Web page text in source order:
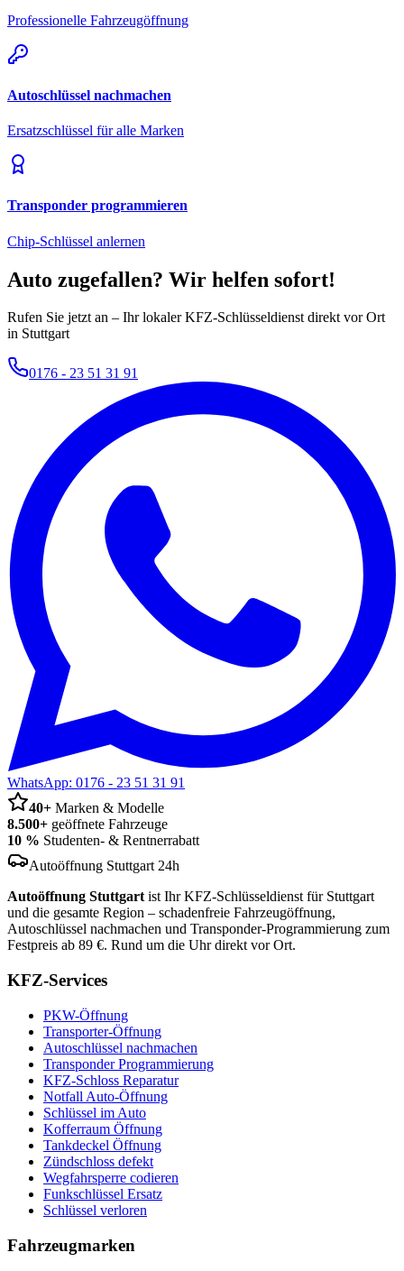
Professionelle Fahrzeugöffnung
Autoschlüssel nachmachen
Ersatzschlüssel für alle Marken
Transponder programmieren
Chip-Schlüssel anlernen
Auto zugefallen? Wir helfen sofort!
Rufen Sie jetzt an – Ihr lokaler KFZ-Schlüsseldienst direkt vor Ort
in Stuttgart
0176 - 23 51 31 91
WhatsApp: 0176 - 23 51 31 91
40+ Marken & Modelle
8.500+ geöffnete Fahrzeuge
10 % Studenten- & Rentnerrabatt
Autoöffnung Stuttgart 24h
Autoöffnung Stuttgartist Ihr KFZ-Schlüsseldienst für Stuttgart
und die gesamte Region – schadenfreie Fahrzeugöffnung,
Autoschlüssel nachmachen und Transponder-Programmierung zum
Festpreis ab 89 €. Rund um die Uhr direkt vor Ort.
KFZ-Services
PKW-Öffnung
Transporter-Öffnung
Autoschlüssel nachmachen
Transponder Programmierung
KFZ-Schloss Reparatur
Notfall Auto-Öffnung
Schlüssel im Auto
Kofferraum Öffnung
Tankdeckel Öffnung
Zündschloss defekt
Wegfahrsperre codieren
Funkschlüssel Ersatz
Schlüssel verloren
Fahrzeugmarken